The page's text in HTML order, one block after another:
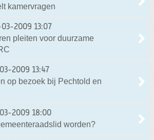
kamervragen
2009 13:07
pleiten voor duurzame
2009 13:47
op bezoek bij Pechtold en
2009 18:00
worden?